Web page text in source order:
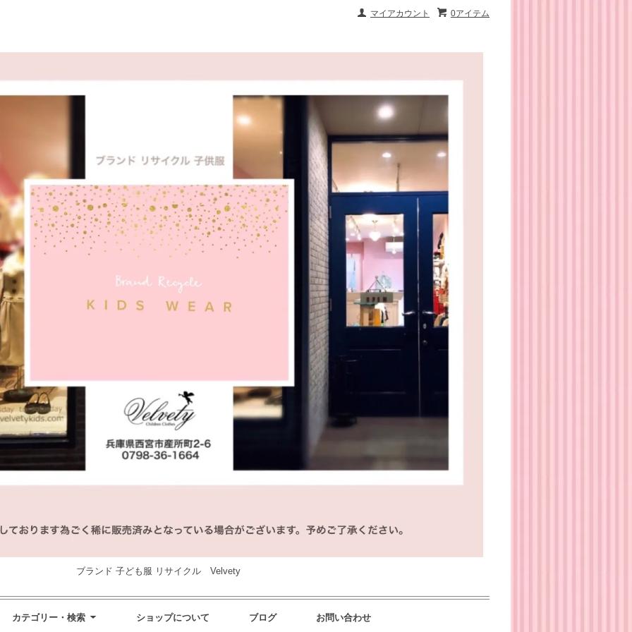
0アイテム
マイアカウント
ブランド 子ども服 リサイクル Velvety
カテゴリー・検索 ショップについて ブログ お問い合わせ